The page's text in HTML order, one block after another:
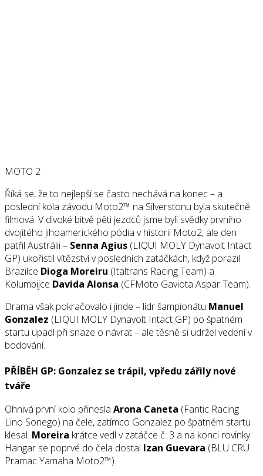
MOTO 2
Říká se, že to nejlepší se často nechává na konec – a
poslední kola závodu Moto2™ na Silverstonu byla skutečně
filmová. V divoké bitvě pěti jezdců jsme byli svědky prvního
dvojitého jihoamerického pódia v historii Moto2, ale den
patřil Austrálii – Senna Agius (LIQUI MOLY Dynavolt Intact
GP) ukořistil vítězství v posledních zatáčkách, když porazil
Brazilce Dioga Moreiru (Italtrans Racing Team) a
Kolumbijce Davida Alonsa (CFMoto Gaviota Aspar Team).
Drama však pokračovalo i jinde – lídr šampionátu Manuel
Gonzalez (LIQUI MOLY Dynavolt Intact GP) po špatném
startu upadl při snaze o návrat – ale těsně si udržel vedení v
bodování.
PŘÍBĚH GP: Gonzalez se trápil, vpředu zářily nové
tváře
Ohnivá první kolo přinesla Arona Caneta (Fantic Racing
Lino Sonego) na čele, zatímco Gonzalez po špatném startu
klesal. Moreira krátce vedl v zatáčce č. 3 a na konci rovinky
Hangar se poprvé do čela dostal Izan Guevara (BLU CRU
Pramac Yamaha Moto2™).